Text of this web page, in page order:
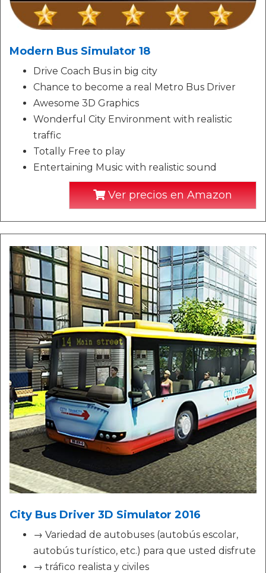
Modern Bus Simulator 18
Drive Coach Bus in big city
Chance to become a real Metro Bus Driver
Awesome 3D Graphics
Wonderful City Environment with realistic
traffic
Totally Free to play
Entertaining Music with realistic sound
Ver precios en Amazon
City Bus Driver 3D Simulator 2016
→ Variedad de autobuses (autobús escolar,
autobús turístico, etc.) para que usted disfrute
→ tráfico realista y civiles